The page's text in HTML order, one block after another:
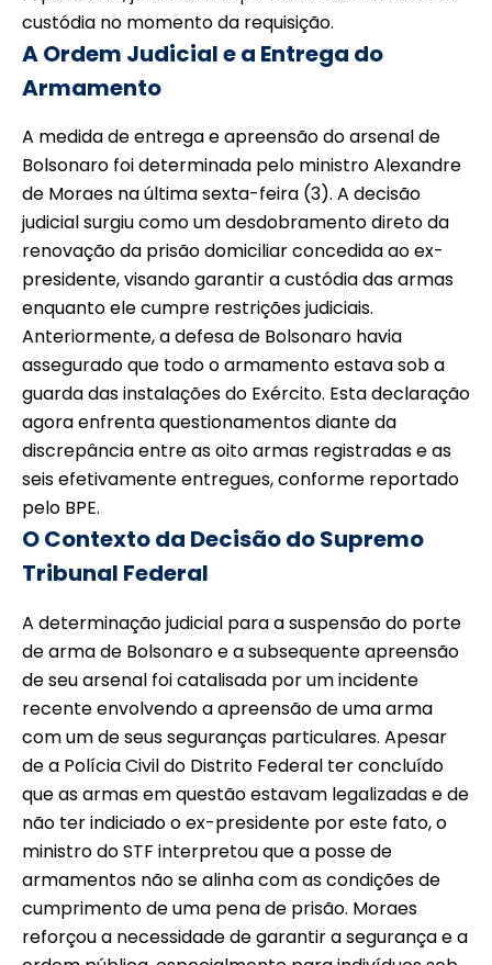
custódia no momento da requisição.
A Ordem Judicial e a Entrega do
Armamento
A medida de entrega e apreensão do arsenal de
Bolsonaro foi determinada pelo ministro Alexandre
de Moraes na última sexta-feira (3). A decisão
judicial surgiu como um desdobramento direto da
renovação da prisão domiciliar concedida ao ex-
presidente, visando garantir a custódia das armas
enquanto ele cumpre restrições judiciais.
Anteriormente, a defesa de Bolsonaro havia
assegurado que todo o armamento estava sob a
guarda das instalações do Exército. Esta declaração
agora enfrenta questionamentos diante da
discrepância entre as oito armas registradas e as
seis efetivamente entregues, conforme reportado
pelo BPE.
O Contexto da Decisão do Supremo
Tribunal Federal
A determinação judicial para a suspensão do porte
de arma de Bolsonaro e a subsequente apreensão
de seu arsenal foi catalisada por um incidente
recente envolvendo a apreensão de uma arma
com um de seus seguranças particulares. Apesar
de a Polícia Civil do Distrito Federal ter concluído
que as armas em questão estavam legalizadas e de
não ter indiciado o ex-presidente por este fato, o
ministro do STF interpretou que a posse de
armamentos não se alinha com as condições de
cumprimento de uma pena de prisão. Moraes
reforçou a necessidade de garantir a segurança e a